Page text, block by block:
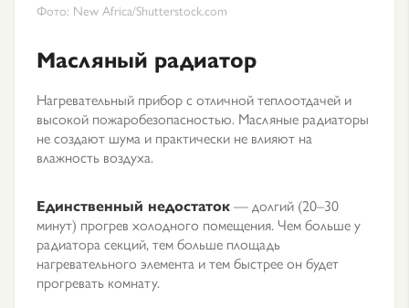
Фото: New Africa/Shutterstock.com
Масляный радиатор
Нагревательный прибор с отличной теплоотдачей и
высокой пожаробезопасностью. Масляные радиаторы
не создают шума и практически не влияют на
влажность воздуха.
Единственный недостаток— долгий (20–30
минут) прогрев холодного помещения. Чем больше у
радиатора секций, тем больше площадь
нагревательного элемента и тем быстрее он будет
прогревать комнату.